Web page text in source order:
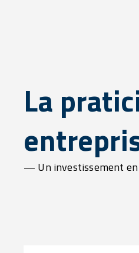
La
— Un investissement